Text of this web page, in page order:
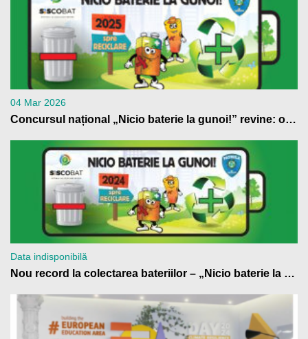
04 Mar 2026
Concursul național „Nicio baterie la gunoi!” revine: o nouă ediție cu premii pentru școlile din România care contribuie la reciclarea bateriilor
Data indisponibilă
Nou record la colectarea bateriilor – „Nicio baterie la gunoi!” 2024